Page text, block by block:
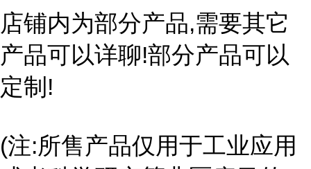
店铺内为部分产品,需要其它
产品可以详聊!部分产品可以
定制!
(注:所售产品仅用于工业应用